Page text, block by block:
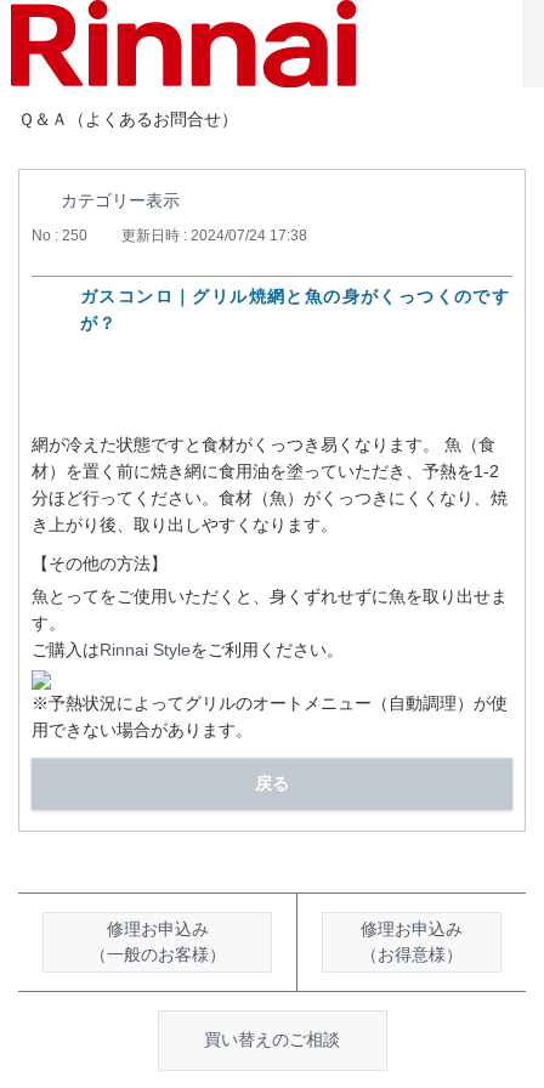
Ｑ＆Ａ（よくあるお問合せ）
カテゴリー表示
No : 250 更新日時 : 2024/07/24 17:38
ガスコンロ｜グリル焼網と魚の身がくっつくのです
が？
網が冷えた状態ですと食材がくっつき易くなります。 魚（食
材）を置く前に焼き網に食用油を塗っていただき、予熱を1‐2
分ほど行ってください。食材（魚）がくっつきにくくなり、焼
き上がり後、取り出しやすくなります。
【その他の方法】
魚とってをご使用いただくと、身くずれせずに魚を取り出せま
す。
ご購入はRinnai Styleをご利用ください。
※予熱状況によってグリルのオートメニュー（自動調理）が使
用できない場合があります。
戻る
修理お申込み
（一般のお客様）
修理お申込み
（お得意様）
買い替えのご相談